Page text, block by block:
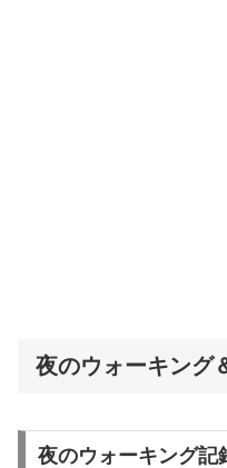
夜のウォーキング
夜のウォーキング記